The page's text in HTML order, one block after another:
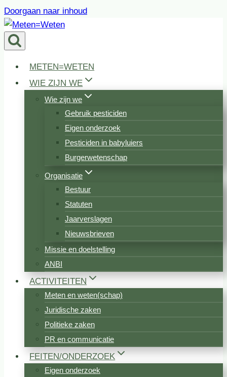
Doorgaan naar inhoud
METEN=WETEN
WIE ZIJN WE
Wie zijn we
Gebruik pesticiden
Eigen onderzoek
Pesticiden in babyluiers
Burgerwetenschap
Organisatie
Bestuur
Statuten
Jaarverslagen
Nieuwsbrieven
Missie en doelstelling
ANBI
ACTIVITEITEN
Meten en weten(schap)
Juridische zaken
Politieke zaken
PR en communicatie
FEITEN/ONDERZOEK
Eigen onderzoek